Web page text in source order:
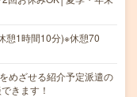
1時間10分)※休憩70
めざせる紹介予定派遣の
きます！